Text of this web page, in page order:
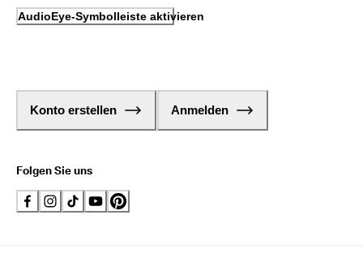
AudioEye-Symbolleiste aktivieren
Konto erstellen Anmelden
Folgen Sie uns